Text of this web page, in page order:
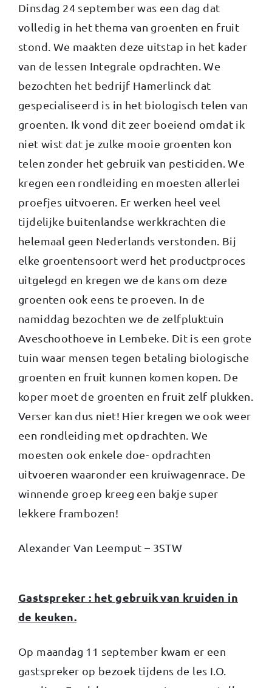
Dinsdag 24 september was een dag dat
volledig in het thema van groenten en fruit
stond. We maakten deze uitstap in het kader
van de lessen Integrale opdrachten. We
bezochten het bedrijf Hamerlinck dat
gespecialiseerd is in het biologisch telen van
groenten. Ik vond dit zeer boeiend omdat ik
niet wist dat je zulke mooie groenten kon
telen zonder het gebruik van pesticiden. We
kregen een rondleiding en moesten allerlei
proefjes uitvoeren. Er werken heel veel
tijdelijke buitenlandse werkkrachten die
helemaal geen Nederlands verstonden. Bij
elke groentensoort werd het productproces
uitgelegd en kregen we de kans om deze
groenten ook eens te proeven. In de
namiddag bezochten we de zelfpluktuin
Aveschoothoeve in Lembeke. Dit is een grote
tuin waar mensen tegen betaling biologische
groenten en fruit kunnen komen kopen. De
koper moet de groenten en fruit zelf plukken.
Verser kan dus niet! Hier kregen we ook weer
een rondleiding met opdrachten. We
moesten ook enkele doe- opdrachten
uitvoeren waaronder een kruiwagenrace. De
winnende groep kreeg een bakje super
lekkere frambozen!
Alexander Van Leemput – 3STW
Gastspreker : het gebruik van kruiden in
de keuken.
Op maandag 11 september kwam er een
gastspreker op bezoek tijdens de les I.O.